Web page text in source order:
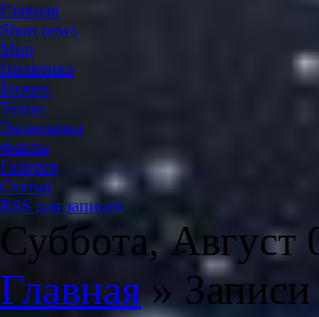
Главная
Short news
Мир
Политика
Бизнес
Техно
Экономика
Факты
Галерея
Статьи
RSS для записей
Суббота, Август
Главная »